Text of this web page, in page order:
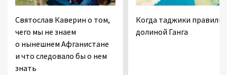
Святослав Каверин о том,
чего мы не знаем
о нынешнем Афганистане
и что следовало бы о нем
знать
Когда таджики правили
долиной Ганга